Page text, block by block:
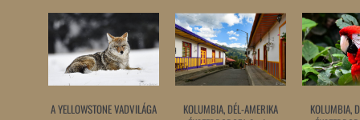
A YELLOWSTONE VADVILÁGA
KOLUMBIA, DÉL-AMERIKA
KOLUMBIA,